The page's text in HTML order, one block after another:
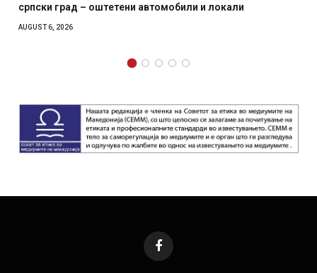
српски град – оштетени автомобили и локали
AUGUST 6, 2026
Facebook